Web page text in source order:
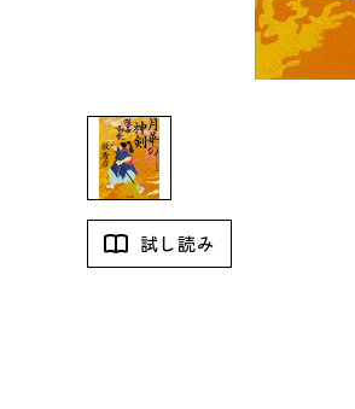
試し読み